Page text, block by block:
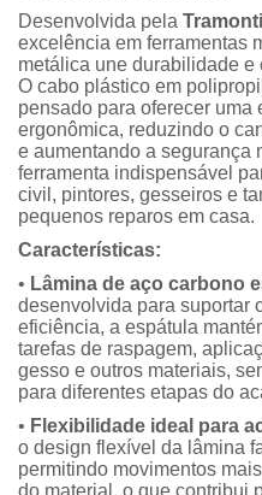
Desenvolvida pela
excelência em ferramentas
metálica une durabilidade e
O cabo plástico em
pensado para oferecer uma
ergonômica, reduzindo o
e aumentando a segurança
ferramenta indispensável
civil, pintores, gesseiros e
pequenos reparos em casa.
Características:
• Lâmina de aço carbono
desenvolvida para suportar
eficiência, a espátula
tarefas de raspagem,
gesso e outros materiais,
para diferentes etapas do
• Flexibilidade ideal para
o design flexível da lâmina
permitindo movimentos
do material, o que contribui